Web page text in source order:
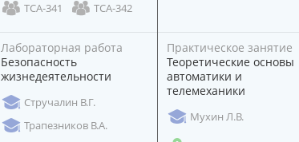
ТСА-341
ТСА-342
Лабораторная работа
Безопасность
жизнедеятельности
Стручалин В.Г.
Трапезников В.А.
Практическое занятие
Теоретические основы
автоматики и
телемеханики
Мухин Л.В.